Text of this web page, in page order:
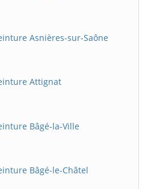
Asnières-sur-Saône
Attignat
Bâgé-la-Ville
Bâgé-le-Châtel